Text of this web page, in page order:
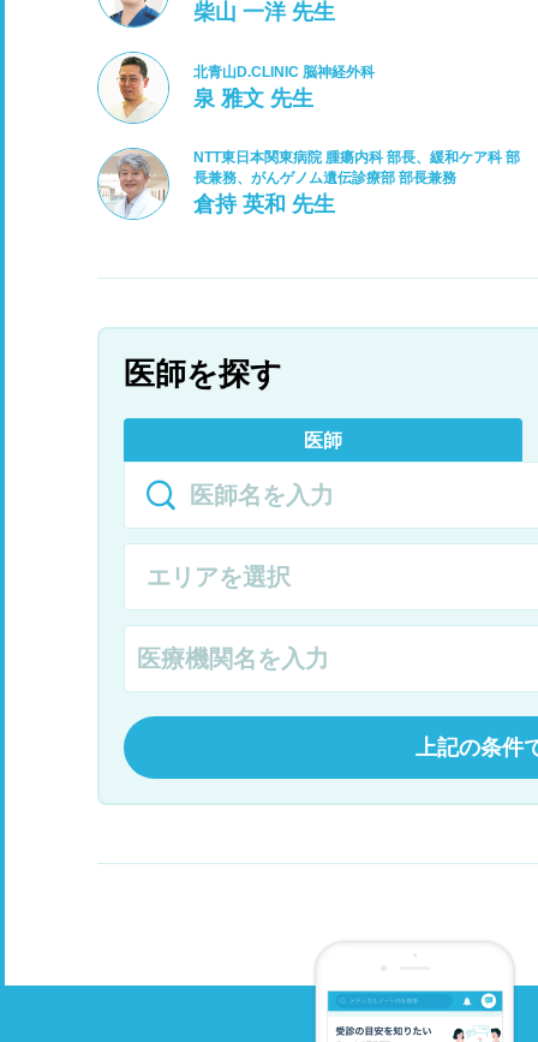
柴山 一洋 先生
北青山D.CLINIC 脳神経外科
泉 雅文 先生
NTT東日本関東病院 腫瘍内科 部長、緩和ケア科 部
長兼務、がんゲノム遺伝診療部 部長兼務
倉持 英和 先生
医師を探す
医師
上記の条件